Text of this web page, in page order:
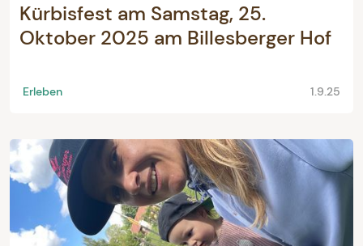
Kürbisfest am Samstag, 25.
Oktober 2025 am Billesberger Hof
Erleben 1.9.25